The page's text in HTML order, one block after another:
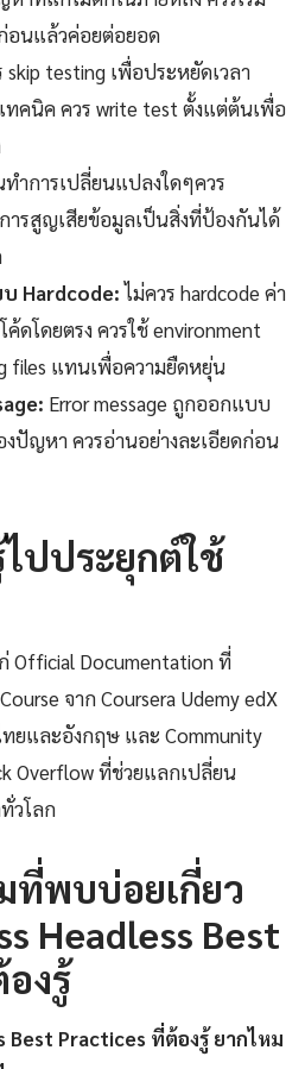
อนแล้วค่อยต่อยอด
skip testing เพื่อประหยัดเวลา
ทคนิค ควร write test ตั้งแต่ต้นเพื่อ
ำการเปลี่ยนแปลงใดๆควร
ารสูญเสียข้อมูลเป็นสิ่งที่ป้องกันได้
Hardcode:ไม่ควร hardcode ค่า
ดโดยตรง ควรใช้ environment
files แทนเพื่อความยืดหยุ่น
Error message ถูกออกแบบ
ปัญหา ควรอ่านอย่างละเอียดก่อน
ปประยุกต์ใช้
Official Documentation ที่
จาก Coursera Udemy edX
ยและอังกฤษ และ Community
Overflow ที่ช่วยแลกเปลี่ยน
วโลก
ที่พบบ่อยเกี่ยว
Headless Best
งรู้
Best Practices ที่ต้องรู้ ยากไหม